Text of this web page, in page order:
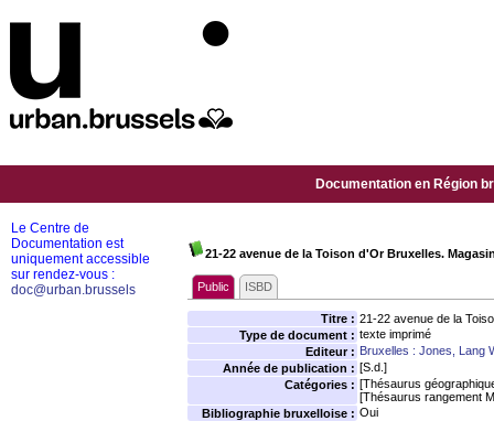
Documentation en Région
21-22 avenue de la Toison d'Or Bruxelles.
Public ISBD
Titre : 21-22 avenue de la
Type de document : texte imprimé
Editeur : Bruxelles : Jones, Lang
Année de publication : [S.d.]
Catégories : [Thésaurus
[Thésaurus rangement
Bibliographie bruxelloise : Oui
Le Centre de
Documentation est
uniquement accessible
sur rendez-vous :
doc@urban.brussels